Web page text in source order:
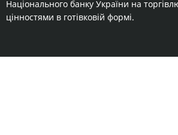
Національного банку України на
цінностями в готівковій формі.